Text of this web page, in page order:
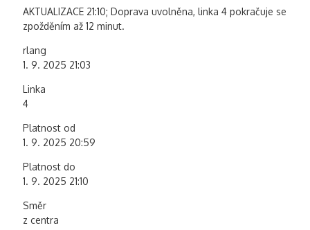
AKTUALIZACE 21:10; Doprava uvolněna, linka 4 pokračuje se
zpožděním až 12 minut.
rlang
1. 9. 2025 21:03
Linka
4
Platnost od
1. 9. 2025 20:59
Platnost do
1. 9. 2025 21:10
Směr
z centra